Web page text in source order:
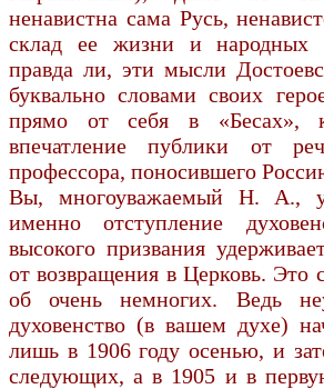
ненавистна сама Русь,
склад ее жизни и
правда ли, эти мысли
буквально словами своих
прямо от себя в «Бесах»,
впечатление публики от
профессора, поносившего
Вы, многоуважаемый Н. А.,
именно отступление
высокого призвания
от возвращения в Церковь. Это
об очень немногих. Ведь
духовенство (в вашем духе)
лишь в 1906 году осенью, и
следующих, а в 1905 и в